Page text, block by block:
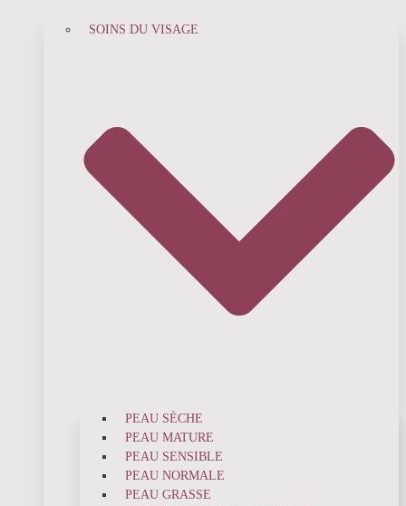
SOINS DU VISAGE
PEAU SÈCHE
PEAU MATURE
PEAU SENSIBLE
PEAU NORMALE
PEAU GRASSE